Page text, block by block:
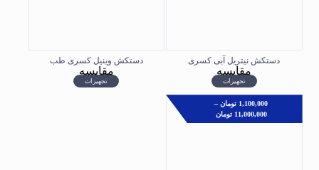
دستکش نیتریل آبی کسری
تجهیزات
مقایسه
دستکش وینیل کسری طب
تجهیزات
مقایسه
1,100,000 تومان –
11,000,000 تومان